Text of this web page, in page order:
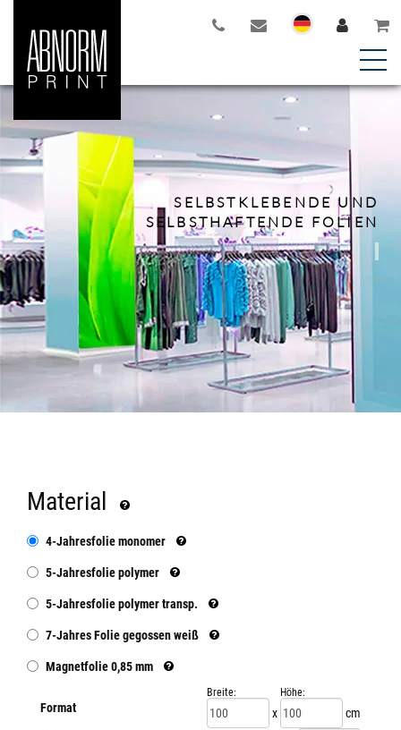
SELBSTKLEBENDE UND
SELBSTHAFTENDE FOLIEN
Material
4-Jahresfolie monomer
5-Jahresfolie polymer
5-Jahresfolie polymer transp.
7-Jahres Folie gegossen weiß
Magnetfolie 0,85 mm
Format
Breite:
x
Höhe:
cm